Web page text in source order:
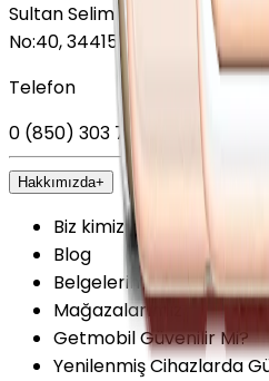
Sultan Selim Mahallesi, Lalegül
No:40, 34415 Kağıthane/
Telefon
0 (850) 303 79 79
Hakkımızda+
Biz kimiz?
Blog
Belgelerimiz
Mağazalarımız
Getmobil Güvenilir Mi?
Yenilenmiş Cihazlarda